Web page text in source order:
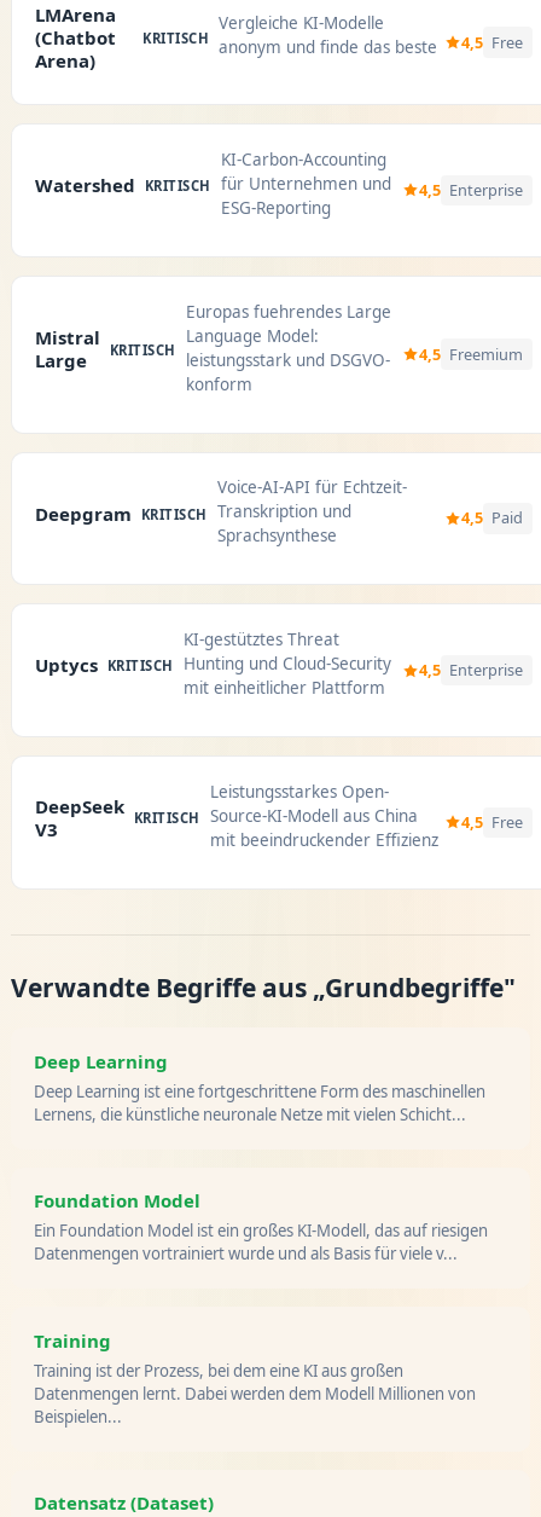
LMArena
(Chatbot
Arena)
KRITISCH
Vergleiche KI-Modelle
anonym und finde das beste
4,5 Free
Watershed KRITISCH
KI-Carbon-Accounting
für Unternehmen und
ESG-Reporting
4,5 Enterprise
Mistral
Large
KRITISCH
Europas fuehrendes Large
Language Model:
leistungsstark und DSGVO-
konform
4,5 Freemium
Deepgram KRITISCH
Voice-AI-API für Echtzeit-
Transkription und
Sprachsynthese
4,5 Paid
Uptycs KRITISCH
KI-gestütztes Threat
Hunting und Cloud-Security
mit einheitlicher Plattform
4,5 Enterprise
DeepSeek
V3
KRITISCH
Leistungsstarkes Open-
Source-KI-Modell aus China
mit beeindruckender Effizienz
4,5 Free
Verwandte Begriffe aus „Grundbegriffe"
Deep Learning
Deep Learning ist eine fortgeschrittene Form des maschinellen
Lernens, die künstliche neuronale Netze mit vielen Schicht...
Foundation Model
Ein Foundation Model ist ein großes KI-Modell, das auf riesigen
Datenmengen vortrainiert wurde und als Basis für viele v...
Training
Training ist der Prozess, bei dem eine KI aus großen
Datenmengen lernt. Dabei werden dem Modell Millionen von
Beispielen...
Datensatz (Dataset)